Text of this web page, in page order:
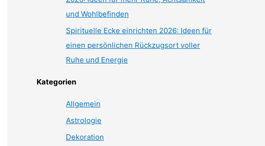
und Wohlbefinden
Spirituelle Ecke einrichten 2026: Ideen für
einen persönlichen Rückzugsort voller
Ruhe und Energie
Kategorien
Allgemein
Astrologie
Dekoration